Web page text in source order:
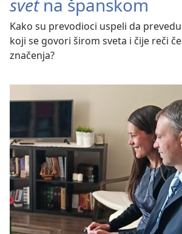
svetna španskom
Kako su prevodioci uspeli da
koji se govori širom sveta i čije reči
značenja?